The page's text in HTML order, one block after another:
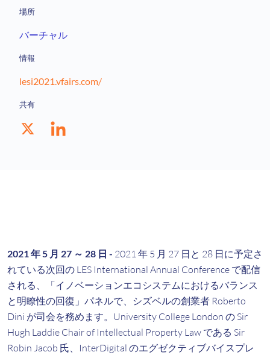
場所
バーチャル
情報
lesi2021.vfairs.com/
共有
2021 年 5 月 27 ～ 28 日 - 2021 年 5 月 27 日と 28 日に予定さ
れている次回の LES International Annual Conference で配信
される、「イノベーションエコシステムにおけるバランス
と明瞭性の回復」パネルで、シズベルの創業者 Roberto
Dini が司会を務めます。University College London の Sir
Hugh Laddie Chair of Intellectual Property Law である Sir
Robin Jacob 氏、InterDigital のエグゼクティブバイスプレ